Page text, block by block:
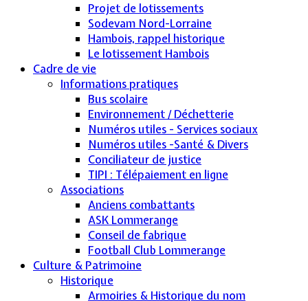
Projet de lotissements
Sodevam Nord-Lorraine
Hambois, rappel historique
Le lotissement Hambois
Cadre de vie
Informations pratiques
Bus scolaire
Environnement / Déchetterie
Numéros utiles - Services sociaux
Numéros utiles -Santé & Divers
Conciliateur de justice
TIPI : Télépaiement en ligne
Associations
Anciens combattants
ASK Lommerange
Conseil de fabrique
Football Club Lommerange
Culture & Patrimoine
Historique
Armoiries & Historique du nom